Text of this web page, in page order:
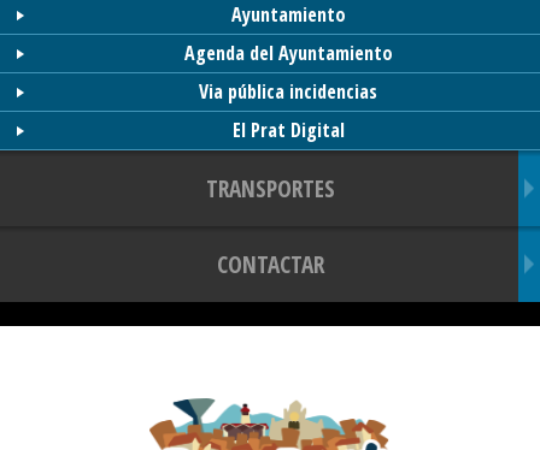
Ayuntamiento
Agenda del Ayuntamiento
Via pública incidencias
El Prat Digital
TRANSPORTES
CONTACTAR